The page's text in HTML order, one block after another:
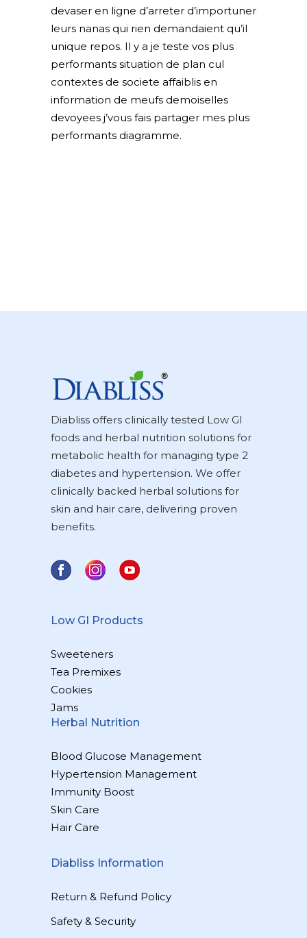
devaser en ligne d’arreter d’importuner
leurs nanas qui rien demandaient qu’il
unique repos. Il y a je teste vos plus
performants situation de plan cul
contextes de societe affaiblis en
information de meufs demoiselles
devoyees j’vous fais partager mes plus
performants diagramme.
Diabliss offers clinically tested Low GI
foods and herbal nutrition solutions for
metabolic health for managing type 2
diabetes and hypertension. We offer
clinically backed herbal solutions for
skin and hair care, delivering proven
benefits.
Low GI Products
Sweeteners
Tea Premixes
Cookies
Jams
Herbal Nutrition
Blood Glucose Management
Hypertension Management
Immunity Boost
Skin Care
Hair Care
Diabliss Information
Return & Refund Policy
Safety & Security